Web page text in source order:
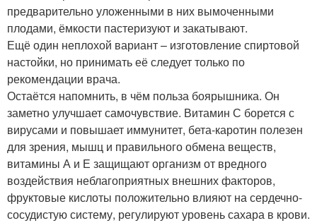
предварительно уложенными в них вымоченными
плодами, ёмкости пастеризуют и закатывают.
Ещё один неплохой вариант – изготовление спиртовой
настойки, но принимать её следует только по
рекомендации врача.
Остаётся напомнить, в чём польза боярышника. Он
заметно улучшает самочувствие. Витамин С борется с
вирусами и повышает иммунитет, бета-каротин полезен
для зрения, мышц и правильного обмена веществ,
витамины А и Е защищают организм от вредного
воздействия неблагоприятных внешних факторов,
фруктовые кислоты положительно влияют на сердечно-
сосудистую систему, регулируют уровень сахара в крови.